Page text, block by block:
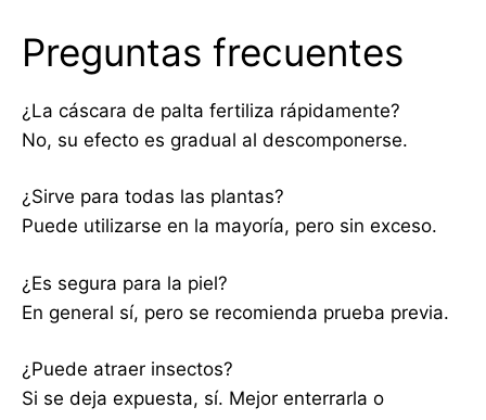
Preguntas frecuentes
¿La cáscara de palta fertiliza rápidamente?
No, su efecto es gradual al descomponerse.
¿Sirve para todas las plantas?
Puede utilizarse en la mayoría, pero sin exceso.
¿Es segura para la piel?
En general sí, pero se recomienda prueba previa.
¿Puede atraer insectos?
Si se deja expuesta, sí. Mejor enterrarla o